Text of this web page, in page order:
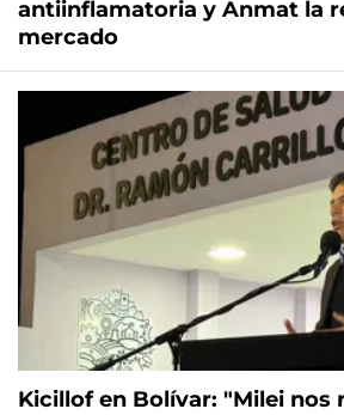
antiinflamatoria y Anmat la
mercado
Kicillof en Bolívar: "Milei nos